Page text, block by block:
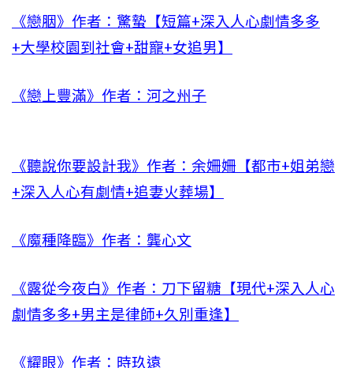
《戀胭》作者：驚蟄【短篇+深入人心劇情多多
+大學校園到社會+甜寵+女追男】
《戀上豐滿》作者：河之州子
《聽說你要設計我》作者：余姍姍【都市+姐弟戀
+深入人心有劇情+追妻火葬場】
《魔種降臨》作者：龔心文
《露從今夜白》作者：刀下留糖【現代+深入人心
劇情多多+男主是律師+久別重逢】
《耀眼》作者：時玖遠